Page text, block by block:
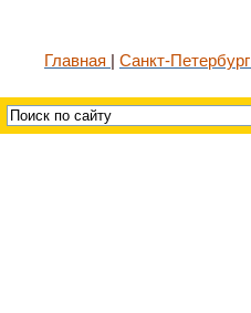
Главная Санкт-Петербург